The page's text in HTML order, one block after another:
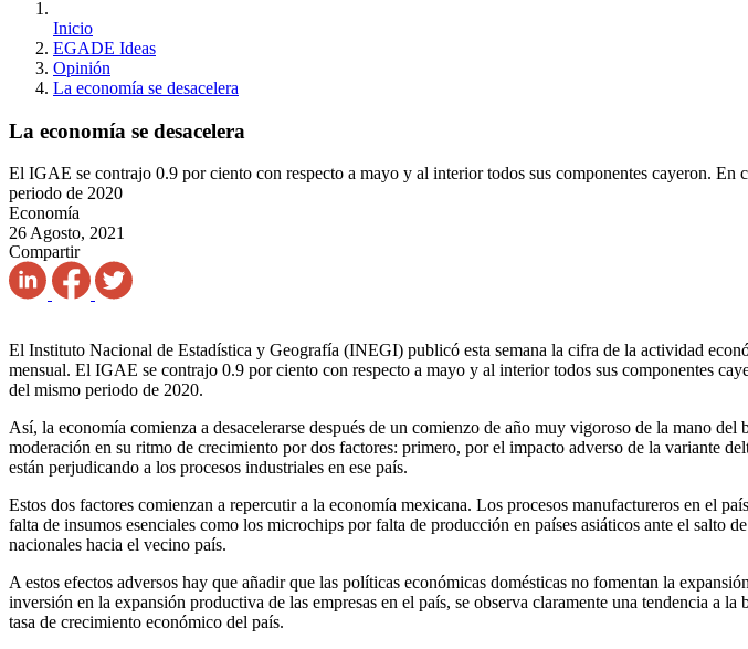
Inicio
EGADE Ideas
Opinión
La economía se desacelera
La economía se desacelera
El IGAE se contrajo 0.9 por ciento con respecto a mayo y al interior todos sus componentes cayeron.
periodo de 2020
Economía
26 Agosto, 2021
Compartir
El Instituto Nacional de Estadística y Geografía (INEGI) publicó esta semana la cifra de la actividad
mensual. El IGAE se contrajo 0.9 por ciento con respecto a mayo y al interior todos sus componentes
del mismo periodo de 2020.
Así, la economía comienza a desacelerarse después de un comienzo de año muy vigoroso de la mano
moderación en su ritmo de crecimiento por dos factores: primero, por el impacto adverso de la variante
están perjudicando a los procesos industriales en ese país.
Estos dos factores comienzan a repercutir a la economía mexicana. Los procesos manufactureros en el
falta de insumos esenciales como los microchips por falta de producción en países asiáticos ante el salto
nacionales hacia el vecino país.
A estos efectos adversos hay que añadir que las políticas económicas domésticas no fomentan la
inversión en la expansión productiva de las empresas en el país, se observa claramente una tendencia a
tasa de crecimiento económico del país.